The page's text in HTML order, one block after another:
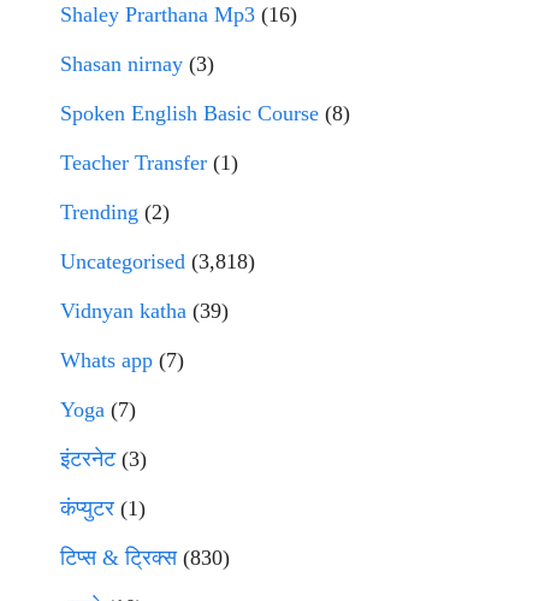
Shaley Prarthana Mp3 (16)
Shasan nirnay (3)
Spoken English Basic Course (8)
Teacher Transfer (1)
Trending (2)
Uncategorised (3,818)
Vidnyan katha (39)
Whats app (7)
Yoga (7)
इंटरनेट(3)
कंप्युटर (1)
टिप्स & ट्रिक्स(830)